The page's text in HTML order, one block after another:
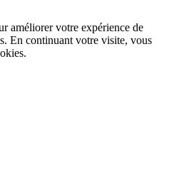
améliorer votre expérience de
En continuant votre visite, vous